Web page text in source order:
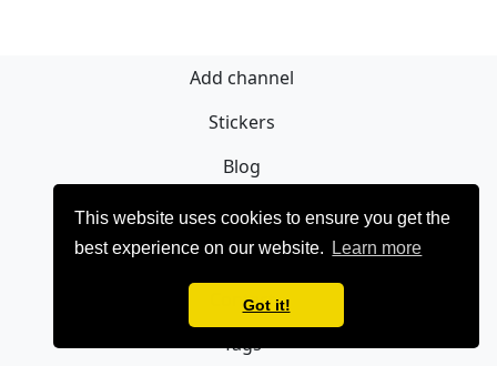
This website uses cookies to ensure you get the
best experience on our website.
Learn more
Got it!
Add channel
Stickers
Blog
Sign Up
Privacy policy
Contact
Tags